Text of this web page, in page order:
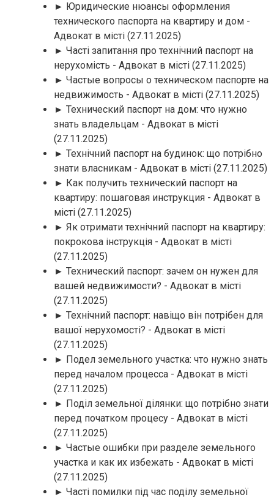
► Юридические нюансы оформления
технического паспорта на квартиру и дом -
Адвокат в місті (27.11.2025)
► Часті запитання про технічний паспорт на
нерухомість - Адвокат в місті (27.11.2025)
► Частые вопросы о техническом паспорте на
недвижимость - Адвокат в місті (27.11.2025)
► Технический паспорт на дом: что нужно
знать владельцам - Адвокат в місті
(27.11.2025)
► Технічний паспорт на будинок: що потрібно
знати власникам - Адвокат в місті (27.11.2025)
► Как получить технический паспорт на
квартиру: пошаговая инструкция - Адвокат в
місті (27.11.2025)
► Як отримати технічний паспорт на квартиру:
покрокова інструкція - Адвокат в місті
(27.11.2025)
► Технический паспорт: зачем он нужен для
вашей недвижимости? - Адвокат в місті
(27.11.2025)
► Технічний паспорт: навіщо він потрібен для
вашої нерухомості? - Адвокат в місті
(27.11.2025)
► Подел земельного участка: что нужно знать
перед началом процесса - Адвокат в місті
(27.11.2025)
► Поділ земельної ділянки: що потрібно знати
перед початком процесу - Адвокат в місті
(27.11.2025)
► Частые ошибки при разделе земельного
участка и как их избежать - Адвокат в місті
(27.11.2025)
► Часті помилки під час поділу земельної